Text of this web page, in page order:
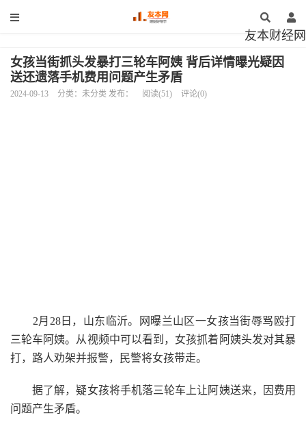
友本财经网
女孩当街抓头发暴打三轮车阿姨 背后详情曝光疑因
送还遗落手机费用问题产生矛盾
2024-09-13 分类：未分类 发布： 阅读(51) 评论(0)
2月28日，山东临沂。网曝兰山区一女孩当街辱骂殴打
三轮车阿姨。从视频中可以看到，女孩抓着阿姨头发对其暴
打，路人劝架并报警，民警将女孩带走。
据了解，疑女孩将手机落三轮车上让阿姨送来，因费用
问题产生矛盾。